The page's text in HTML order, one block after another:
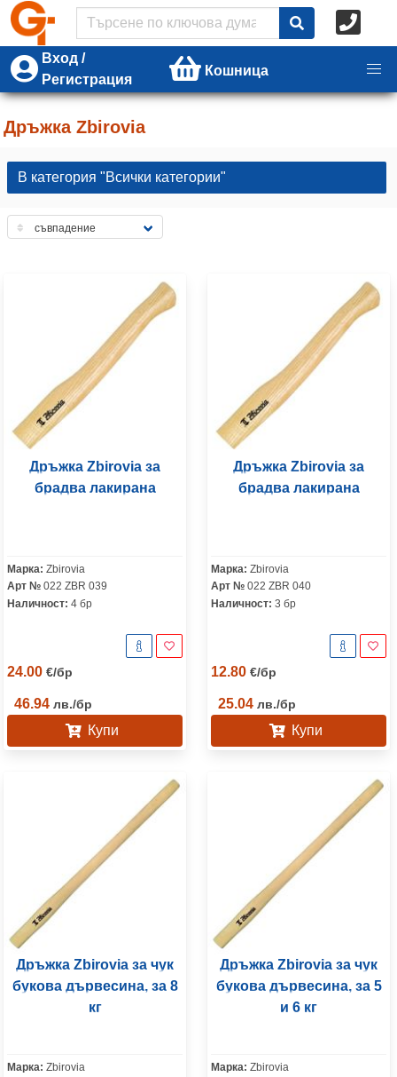
Вход /
Регистрация
Кошница
Дръжка Zbirovia
В категория "Всички категории"
Дръжка Zbirovia за
брадва лакирана
Марка: Zbirovia
Арт № 022 ZBR 039
Наличност: 4 бр
24.00 €/бр
46.94 лв./бр
Купи
Дръжка Zbirovia за
брадва лакирана
Марка: Zbirovia
Арт № 022 ZBR 040
Наличност: 3 бр
12.80 €/бр
25.04 лв./бр
Купи
Дръжка Zbirovia за чук
букова дървесина, за 8
кг
Марка: Zbirovia
Дръжка Zbirovia за чук
букова дървесина, за 5
и 6 кг
Марка: Zbirovia